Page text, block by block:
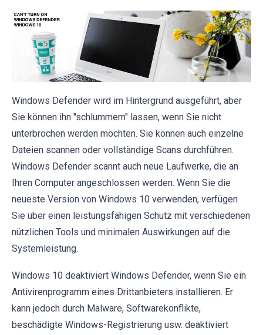
Windows Defender wird im Hintergrund ausgeführt, aber
Sie können ihn "schlummern" lassen, wenn Sie nicht
unterbrochen werden möchten. Sie können auch einzelne
Dateien scannen oder vollständige Scans durchführen.
Windows Defender scannt auch neue Laufwerke, die an
Ihren Computer angeschlossen werden. Wenn Sie die
neueste Version von Windows 10 verwenden, verfügen
Sie über einen leistungsfähigen Schutz mit verschiedenen
nützlichen Tools und minimalen Auswirkungen auf die
Systemleistung.
Windows 10 deaktiviert Windows Defender, wenn Sie ein
Antivirenprogramm eines Drittanbieters installieren. Er
kann jedoch durch Malware, Softwarekonflikte,
beschädigte Windows-Registrierung usw. deaktiviert